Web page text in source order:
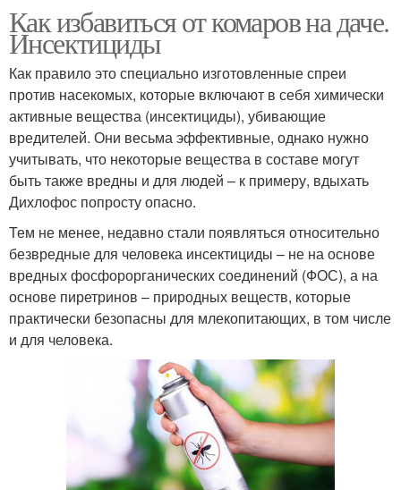
Как избавиться от комаров на даче.
Инсектициды
Как правило это специально изготовленные спреи
против насекомых, которые включают в себя химически
активные вещества (инсектициды), убивающие
вредителей. Они весьма эффективные, однако нужно
учитывать, что некоторые вещества в составе могут
быть также вредны и для людей – к примеру, вдыхать
Дихлофос попросту опасно.
Тем не менее, недавно стали появляться относительно
безвредные для человека инсектициды – не на основе
вредных фосфорорганических соединений (ФОС), а на
основе пиретринов – природных веществ, которые
практически безопасны для млекопитающих, в том числе
и для человека.